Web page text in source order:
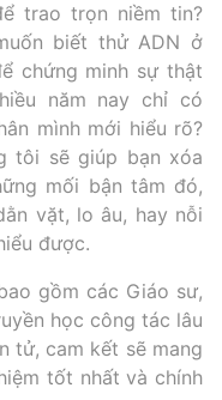
trao trọn niềm tin?
biết thử ADN ở
chứng minh sự thật
năm nay chỉ có
mình mới hiểu rõ?
tôi sẽ giúp bạn xóa
mối bận tâm đó,
vặt, lo âu, hay nỗi
được.
gồm các Giáo sư,
học công tác lâu
tử, cam kết sẽ mang
tốt nhất và chính